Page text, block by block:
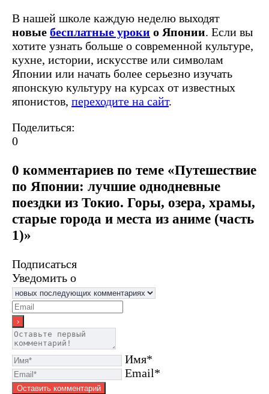
В нашей школе каждую неделю выходят
новые бесплатные уроки о Японии. Если вы
хотите узнать больше о современной культуре,
кухне, истории, искусстве или символам
Японии или начать более серьезно изучать
японскую культуру на курсах от известных
японистов, переходите на сайт.
Поделиться:
0
0 комментариев по теме «Путешествие
по Японии: лучшие однодневные
поездки из Токио. Горы, озера, храмы,
старые города и места из аниме (часть
1)»
Подписаться
Уведомить о
Имя*
Email*